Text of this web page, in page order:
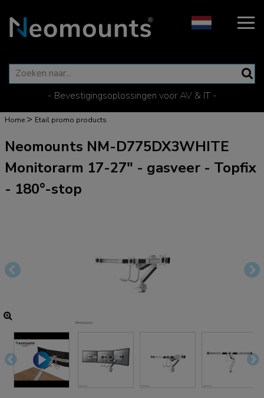
- Bevestigingsoplossingen voor AV & IT -
Home > Etail promo products
Neomounts NM-D775DX3WHITE
Monitorarm 17-27" - gasveer - Topfix
- 180°-stop